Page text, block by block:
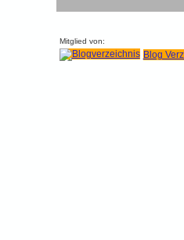
Mitglied von:
Blog